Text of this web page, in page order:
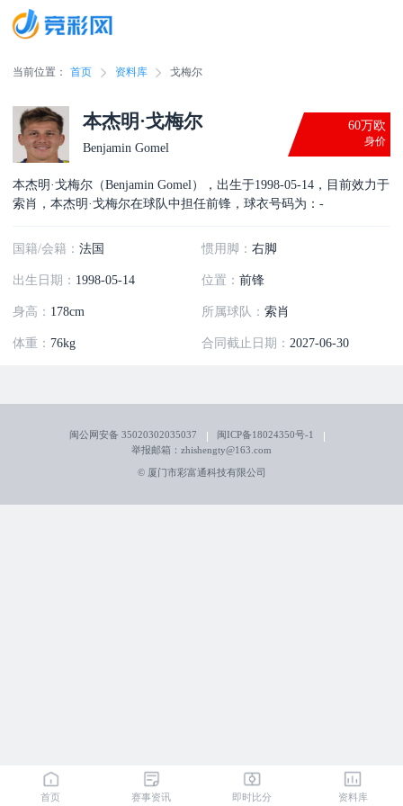
当前位置： 首页 资料库 戈梅尔
本杰明·戈梅尔
Benjamin Gomel
60万欧
身价
本杰明·戈梅尔（Benjamin Gomel），出生于1998-05-14，目前效力于
索肖，本杰明·戈梅尔在球队中担任前锋，球衣号码为：-
国籍/会籍：法国 惯用脚： 右脚
出生日期： 1998-05-14 位置： 前锋
身高： 178cm 所属球队： 索肖
体重： 76kg 合同截止日期： 2027-06-30
闽公网安备 35020302035037
闽ICP备18024350号-1
举报邮箱：zhishengty@163.com
© 厦门市彩富通科技有限公司
首页 赛事资讯 即时比分 资料库